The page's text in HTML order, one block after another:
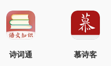
诗词通 慕诗客